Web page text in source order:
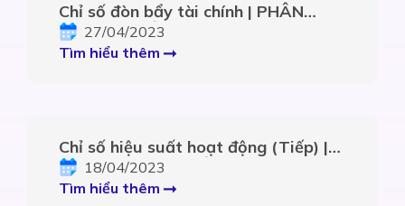
Chỉ số đòn bẩy tài chính | PHÂN
TÍCH CHỈ SỐ TÀI CHÍNH – Phần 5
27/04/2023
Tìm hiểu thêm
Chỉ số hiệu suất hoạt động (Tiếp) |
PHÂN TÍCH CHỈ SỐ TÀI CHÍNH –
Phần 4.2
18/04/2023
Tìm hiểu thêm